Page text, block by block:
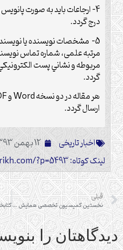
4- ارجاعات بايد به صورت
درج گردد.
5- مشخصات نويسنده يا
مرتبه علمی، شماره تماس
مربوطه و نشاني پست
گردد.
ارسال گردد.
اخبار تاریخی
12 بهمن 1393
لینک کوتاه: https://sokhanetarikh.com/?p=5493
قبلی
نخستین کمیسیون تخصصی همایش سبک زندگی اهل‌بیت(ع)
دیدگاهتان را